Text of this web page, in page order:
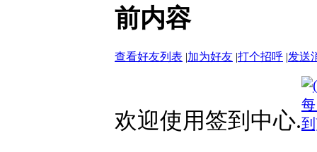
前内容
查看好友列表 |加为好友 |打个招呼 |发送
欢迎使用签到中心.